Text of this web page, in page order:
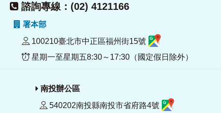
諮詢專線：(02) 4121166
署本部
100210臺北市中正區福州街15號
星期一至星期五8:30～17:30（國定假日除外）
南投辦公區
540202南投縣南投市省府路4號